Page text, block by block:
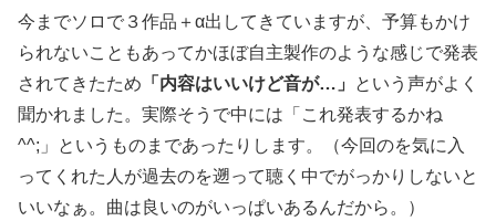
今までソロで３作品＋α出してきていますが、予算もかけ
られないこともあってかほぼ自主製作のような感じで発表
されてきたため 「内容はいいけど音が…」
という声がよく
聞かれました。実際そうで中には「これ発表するかね
^^;」というものまであったりします。（今回のを気に入
ってくれた人が過去のを遡って聴く中でがっかりしないと
いいなぁ。曲は良いのがいっぱいあるんだから。）